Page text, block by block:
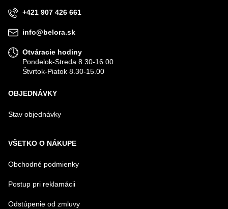
+421 907 426 661
info@belora.sk
Otváracie hodiny
Pondelok-Streda 8.30-16.00
Štvrtok-Piatok 8.30-15.00
OBJEDNÁVKY
Stav objednávky
VŠETKO O NÁKUPE
Obchodné podmienky
Postup pri reklamácii
Odstúpenie od zmluvy